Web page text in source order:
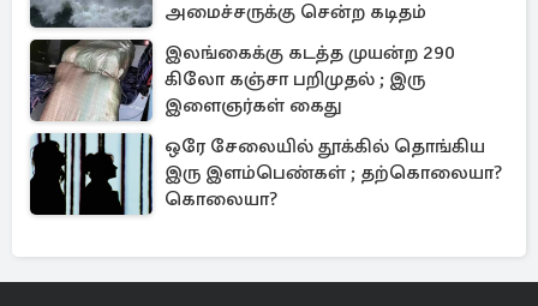
அமைச்சருக்கு சென்ற கடிதம்
இலங்கைக்கு கடத்த முயன்ற 290
கிலோ கஞ்சா பறிமுதல் ; இரு
இளைஞர்கள் கைது
ஒரே சேலையில் தூக்கில் தொங்கிய
இரு இளம்பெண்கள் ; தற்கொலையா?
கொலையா?